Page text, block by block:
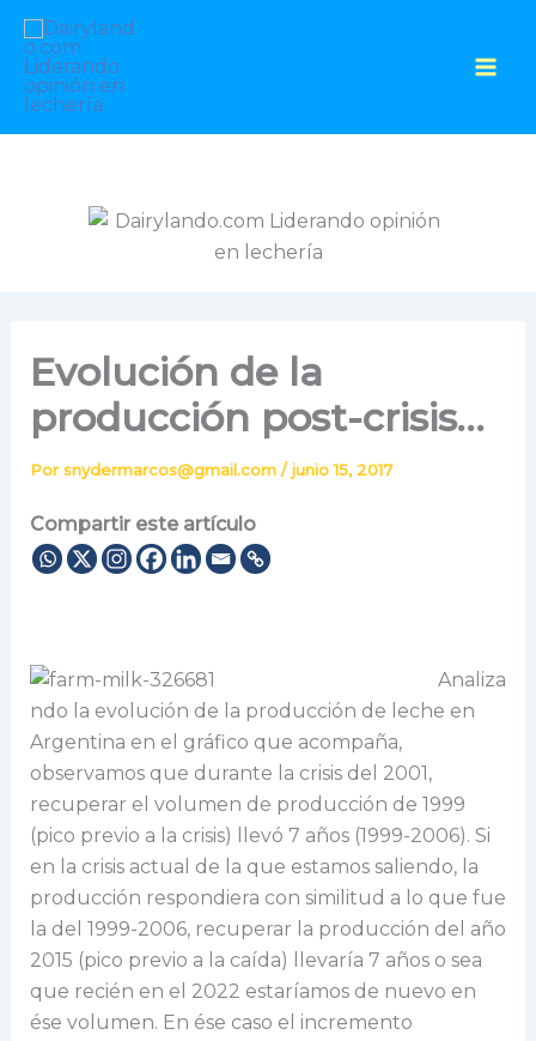
contenido
Evolución de la
producción post-crisis…
Por snydermarcos@gmail.com /junio 15, 2017
Compartir este artículo
Analiza
ndo la evolución de la producción de leche en
Argentina en el gráfico que acompaña,
observamos que durante la crisis del 2001,
recuperar el volumen de producción de 1999
(pico previo a la crisis) llevó 7 años (1999-2006). Si
en la crisis actual de la que estamos saliendo, la
producción respondiera con similitud a lo que fue
la del 1999-2006, recuperar la producción del año
2015 (pico previo a la caída) llevaría 7 años o sea
que recién en el 2022 estaríamos de nuevo en
ése volumen. En ése caso el incremento